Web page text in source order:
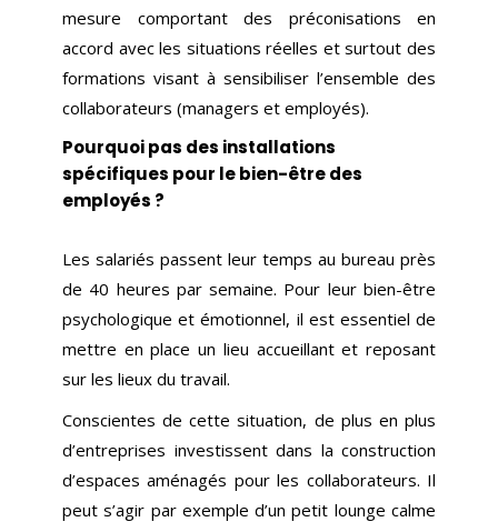
mesure comportant des préconisations en
accord avec les situations réelles et surtout des
formations visant à sensibiliser l’ensemble des
collaborateurs (managers et employés).
Pourquoi pas des installations
spécifiques pour le bien-être des
employés ?
Les salariés passent leur temps au bureau près
de 40 heures par semaine. Pour leur bien-être
psychologique et émotionnel, il est essentiel de
mettre en place un lieu accueillant et reposant
sur les lieux du travail.
Conscientes de cette situation, de plus en plus
d’entreprises investissent dans la construction
d’espaces aménagés pour les collaborateurs. Il
peut s’agir par exemple d’un petit lounge calme